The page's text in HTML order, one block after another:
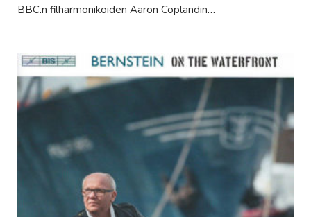
BBC:n filharmonikoiden Aaron Coplandin…